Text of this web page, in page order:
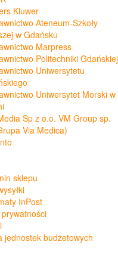
Kluwer
Ateneum-Szkoły
w Gdańsku
Marpress
Politechniki Gdańskiej
Uniwersytetu
Uniwersytet Morski w
Sp z o.o. VM Group sp.
Via Medica)
sklepu
InPost
jednostek budżetowych